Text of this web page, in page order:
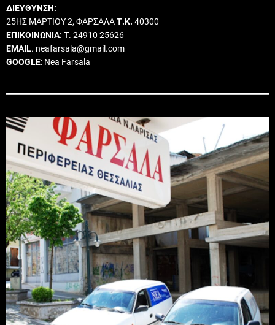
ΔΙΕΥΘΥΝΣΗ:
25ΗΣ ΜΑΡΤΙΟΥ 2, ΦΑΡΣΑΛΑΤ.Κ. 40300
ΕΠΙΚΟΙΝΩΝΙΑ: Τ. 24910 25626
EMAIL. neafarsala@gmail.com
GOOGLE: Nea Farsala